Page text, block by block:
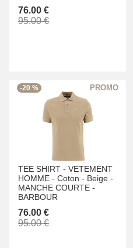
76.00 €
95.00 €
-20 %
TEE SHIRT - VETEMENT
HOMME - Coton - Beige -
MANCHE COURTE -
BARBOUR
76.00 €
95.00 €